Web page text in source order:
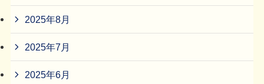
2025年8月
2025年7月
2025年6月